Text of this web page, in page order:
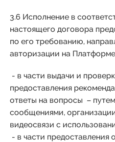
3.6 Исполнение в
настоящего договора
по его требованию,
авторизации на
- в части выдачи и
предоставления
ответы на вопросы –
сообщениями,
видеосвязи с
- в части предоставления